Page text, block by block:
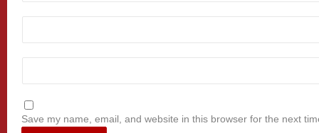
Save my name, email, and website in this browser for the next